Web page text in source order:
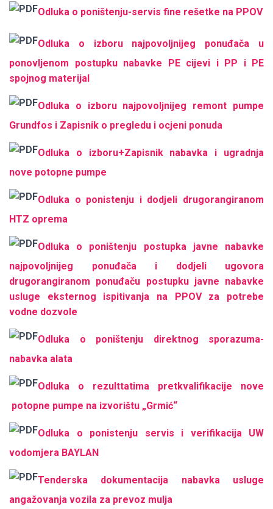
Odluka o poništenju-servis fine rešetke na PPOV
Odluka o izboru najpovoljnijeg ponuđača u
ponovljenom postupku nabavke PE cijevi i PP i PE
spojnog materijal
Odluka o izboru najpovoljnijeg remont pumpe
Grundfos i Zapisnik o pregledu i ocjeni ponuda
Odluka o izboru+Zapisnik nabavka i ugradnja
nove potopne pumpe
Odluka o ponistenju i dodjeli drugorangiranom
HTZ oprema
Odluka o poništenju postupka javne nabavke
najpovoljnijeg ponuđača i dodjeli ugovora
drugorangiranom ponuđaču postupku javne nabavke
usluge eksternog ispitivanja na PPOV za potrebe
vodne dozvole
Odluka o poništenju direktnog sporazuma-
nabavka alata
Odluka o rezulttatima pretkvalifikacije nove
potopne pumpe na izvorištu „Grmić“
Odluka o ponistenju servis i verifikacija UW
vodomjera BAYLAN
Tenderska dokumentacija nabavka usluge
angažovanja vozila za prevoz mulja